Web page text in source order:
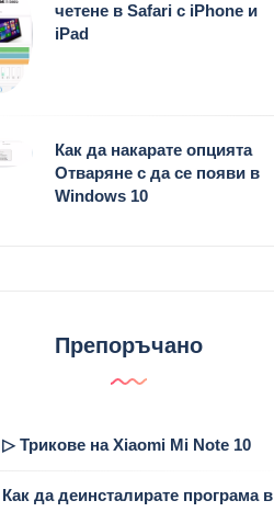
четене в Safari с iPhone и
iPad
Как да накарате опцията
Отваряне с да се появи в
Windows 10
Препоръчано
▷ Трикове на Xiaomi Mi Note 10
Как да деинсталирате програма в